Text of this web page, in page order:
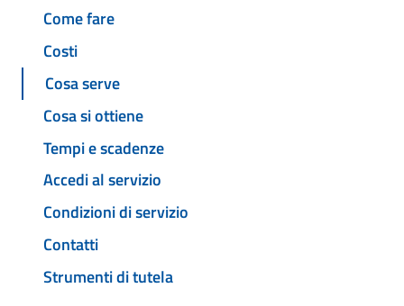
Come fare
Costi
Cosa serve
Cosa si ottiene
Tempi e scadenze
Accedi al servizio
Condizioni di servizio
Contatti
Strumenti di tutela